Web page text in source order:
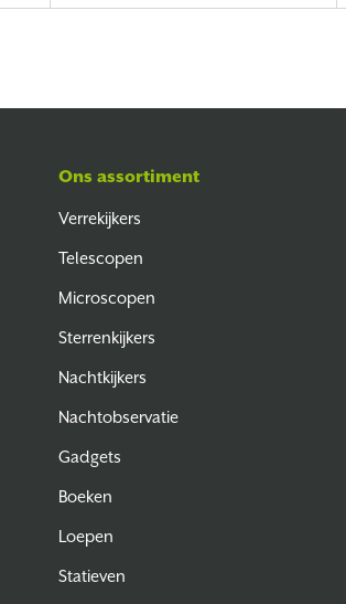
Ons assortiment
Verrekijkers
Telescopen
Microscopen
Sterrenkijkers
Nachtkijkers
Nachtobservatie
Gadgets
Boeken
Loepen
Statieven